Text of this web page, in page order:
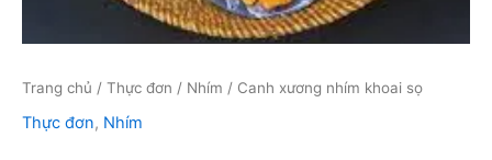
Trang chủ / Thực đơn / Nhím / Canh xương nhím khoai sọ
Thực đơn, Nhím